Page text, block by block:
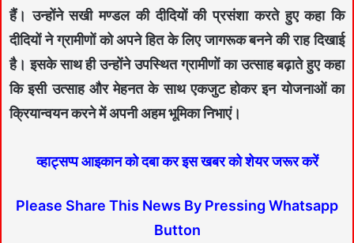
हैं। उन्होंने सखी मण्डल की दीदियों की प्रसंशा करते हुए कहा कि
दीदियों ने ग्रामीणों को अपने हित के लिए जागरूक बनने की राह दिखाई
है। इसके साथ ही उन्होंने उपस्थित ग्रामीणों का उत्साह बढ़ाते हुए कहा
कि इसी उत्साह और मेहनत के साथ एकजुट होकर इन योजनाओं का
क्रियान्वयन करने में अपनी अहम भूमिका निभाएं।
व्हाट्सप्प आइकान को दबा कर इस खबर को शेयर जरूर करें
Please Share This News By Pressing Whatsapp
Button